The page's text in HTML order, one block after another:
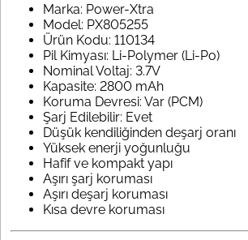
Marka: Power-Xtra
Model: PX805255
Ürün Kodu: 110134
Pil Kimyası: Li-Polymer (Li-Po)
Nominal Voltaj: 3.7V
Kapasite: 2800 mAh
Koruma Devresi: Var (PCM)
Şarj Edilebilir: Evet
Düşük kendiliğinden deşarj oranı
Yüksek enerji yoğunluğu
Hafif ve kompakt yapı
Aşırı şarj koruması
Aşırı deşarj koruması
Kısa devre koruması